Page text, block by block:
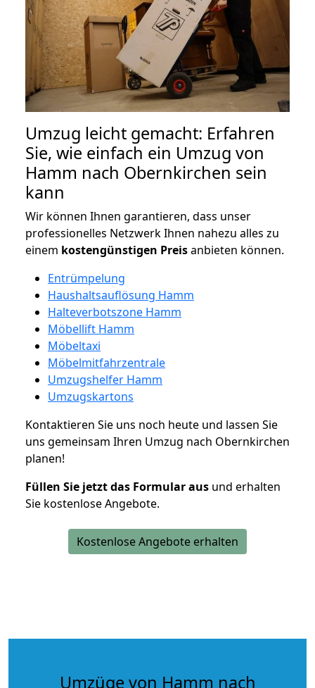
Umzug leicht gemacht: Erfahren
Sie, wie einfach ein Umzug von
Hamm nach Obernkirchen sein
kann
Wir können Ihnen garantieren, dass unser
professionelles Netzwerk Ihnen nahezu alles zu
einem kostengünstigen Preisanbieten können.
Entrümpelung
Haushaltsauflösung Hamm
Halteverbotszone Hamm
Möbellift Hamm
Möbeltaxi
Möbelmitfahrzentrale
Umzugshelfer Hamm
Umzugskartons
Kontaktieren Sie uns noch heute und lassen Sie
uns gemeinsam Ihren Umzug nach Obernkirchen
planen!
Füllen Sie jetzt das Formular aus und erhalten
Sie kostenlose Angebote.
Kostenlose Angebote erhalten
Umzüge von Hamm nach